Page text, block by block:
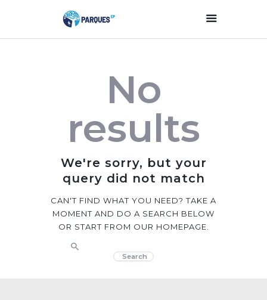
Parques Y Plazas
Participación
Ciudadana
Planificación
Transparencia
Contacto
No
results
We're sorry, but your
query did not match
CAN'T FIND WHAT YOU NEED? TAKE A
MOMENT AND DO A SEARCH BELOW
OR START FROM OUR HOMEPAGE